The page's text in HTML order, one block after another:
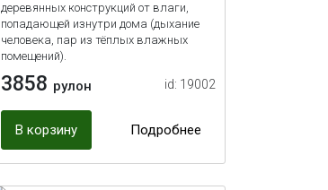
деревянных конструкций от влаги,
попадающей изнутри дома (дыхание
человека, пар из тёплых влажных
помещений).
3858 рулон id: 19002
В корзину Подробнее